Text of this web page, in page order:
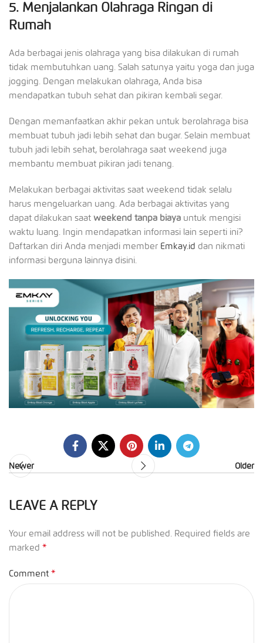
5. Menjalankan Olahraga Ringan di
Rumah
Ada berbagai jenis olahraga yang bisa dilakukan di rumah
tidak membutuhkan uang. Salah satunya yaitu yoga dan juga
jogging. Dengan melakukan olahraga, Anda bisa
mendapatkan tubuh sehat dan pikiran kembali segar.
Dengan memanfaatkan akhir pekan untuk berolahraga bisa
membuat tubuh jadi lebih sehat dan bugar. Selain membuat
tubuh jadi lebih sehat, berolahraga saat weekend juga
membantu membuat pikiran jadi tenang.
Melakukan berbagai aktivitas saat weekend tidak selalu
harus mengeluarkan uang. Ada berbagai aktivitas yang
dapat dilakukan saat weekend tanpa biaya untuk mengisi
waktu luang. Ingin mendapatkan informasi lain seperti ini?
Daftarkan diri Anda menjadi member Emkay.id dan nikmati
informasi berguna lainnya disini.
Newer Older
LEAVE A REPLY
Your email address will not be published. Required fields are
marked *
Comment *